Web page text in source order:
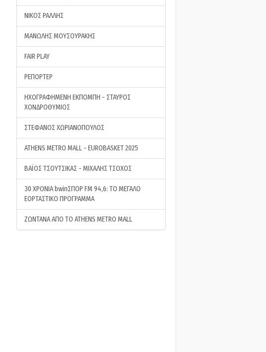
ΝΙΚΟΣ ΡΑΛΛΗΣ
ΜΑΝΩΛΗΣ ΜΟΥΣΟΥΡΑΚΗΣ
FAIR PLAY
ΡΕΠΟΡΤΕΡ
ΗΧΟΓΡΑΦΗΜΕΝΗ ΕΚΠΟΜΠΗ - ΣΤΑΥΡΟΣ
ΧΟΝΔΡΟΘΥΜΙΟΣ
ΣΤΕΦΑΝΟΣ ΧΩΡΙΑΝΟΠΟΥΛΟΣ
ATHENS METRO MALL - EUROBASKET 2025
ΒΑΪΟΣ ΤΣΟΥΤΣΙΚΑΣ - ΜΙΧΑΛΗΣ ΤΣΟΧΟΣ
30 ΧΡΟΝΙΑ bwinΣΠΟΡ FM 94,6: ΤΟ ΜΕΓΑΛΟ
ΕΟΡΤΑΣΤΙΚΟ ΠΡΟΓΡΑΜΜΑ
ΖΩΝΤΑΝΑ ΑΠΟ ΤΟ ATHENS METRO MALL